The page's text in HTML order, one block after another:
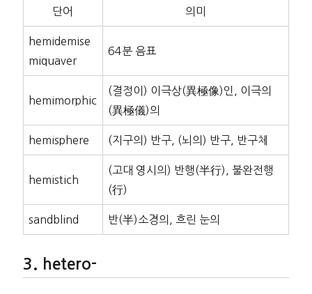
단어 의미
hemidemise
miquaver
64분 음표
hemimorphic
(결정이) 이극상(異極像)인, 이극의
(異極儀)의
hemisphere (지구의) 반구, (뇌의) 반구, 반구체
hemistich
(고대 영시의) 반행(半行), 불완전행
(行)
sandblind 반(半)소경의, 흐린 눈의
hetero-